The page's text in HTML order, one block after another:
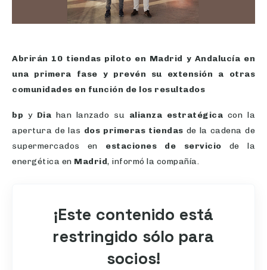
Abrirán 10 tiendas piloto en Madrid y Andalucía en
una primera fase y prevén su extensión a otras
comunidades en función de los resultados
bp y Dia han lanzado su alianza estratégica con la
apertura de las dos primeras tiendas de la cadena de
supermercados en estaciones de servicio de la
energética en Madrid, informó la compañía.
¡Este contenido está
restringido sólo para
socios!